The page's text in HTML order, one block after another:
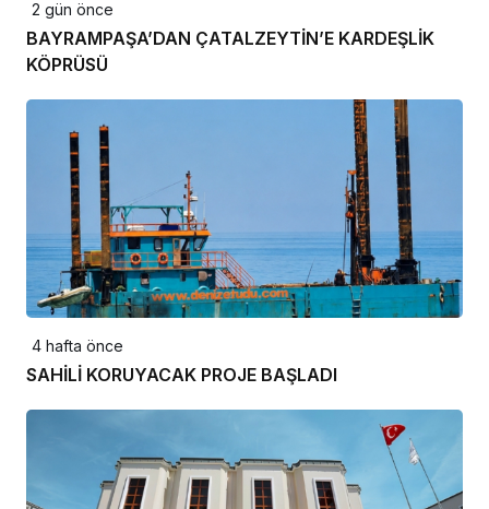
2 gün önce
BAYRAMPAŞA’DAN ÇATALZEYTİN’E KARDEŞLİK
KÖPRÜSÜ
4 hafta önce
SAHİLİ KORUYACAK PROJE BAŞLADI